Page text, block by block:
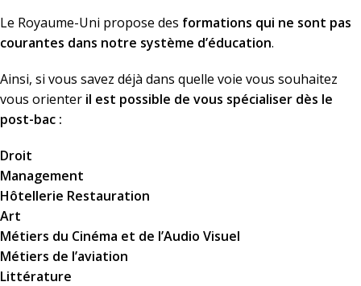
Le Royaume-Uni propose des formations qui ne sont pas
courantes dans notre système d’éducation.
Ainsi, si vous savez déjà dans quelle voie vous souhaitez
vous orienter il est possible de vous spécialiser dès le
post-bac :
Droit
Management
Hôtellerie Restauration
Art
Métiers du Cinéma et de l’Audio Visuel
Métiers de l’aviation
Littérature